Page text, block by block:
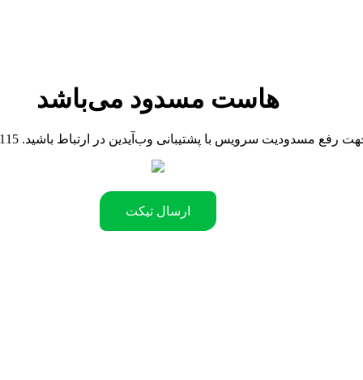
هاست مسدود می‌باشد
.جهت رفع مسدودیت سرویس با پشتیبانی وب‌آیدین در ارتباط باشید
ارسال تیکت